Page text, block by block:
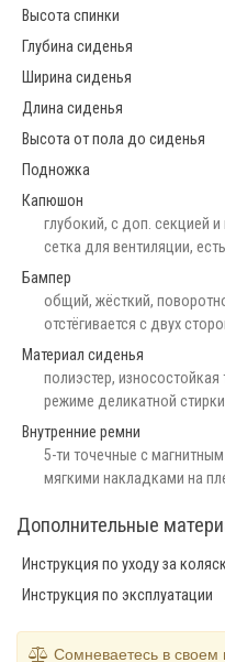
Высота спинки
Глубина сиденья
Ширина сиденья
Длина сиденья
Высота от пола до сиденья
Подножка
Капюшон
глубокий, с доп. секцией
сетка для вентиляции,
Бампер
общий, жёсткий,
отстёгивается с двух
Материал сиденья
полиэстер, износостойкая
режиме деликатной стирки
Внутренние ремни
5-ти точечные с
мягкими накладками на
Дополнительные
Инструкция по уходу за
Инструкция по эксплуатации
Сомневаетесь в